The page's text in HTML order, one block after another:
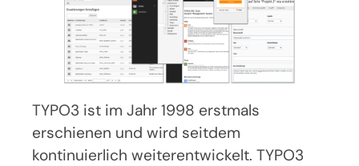
TYPO3 ist im Jahr 1998 erstmals
erschienen und wird seitdem
kontinuierlich weiterentwickelt. TYPO3